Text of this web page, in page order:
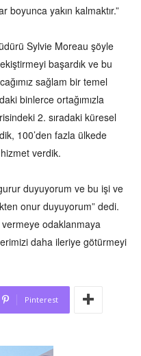
boyunca yakın kalmaktır.”
Sylvie Moreau şöyle
başardık ve bu
sağlam bir temel
binlerce ortağımızla
2. sıradaki küresel
100’den fazla ülkede
verdik.
duyuyorum ve bu işi ve
onur duyuyorum” dedi.
odaklanmaya
daha ileriye götürmeyi
Pinterest